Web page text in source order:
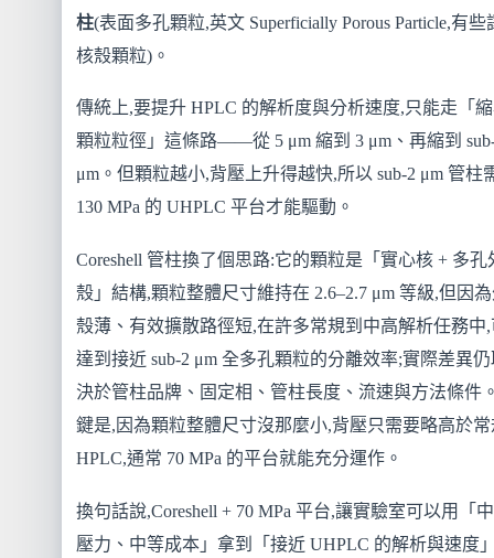
柱(表面多孔顆粒,英文 Superficially Porous Particle,有些
核殼顆粒)。
傳統上,要提升 HPLC 的解析度與分析速度,只能走「
顆粒粒徑」這條路——從 5 μm 縮到 3 μm、再縮到
μm。但顆粒越小,背壓上升得越快,所以 sub-2 μm 管柱
130 MPa 的 UHPLC 平台才能驅動。
Coreshell 管柱換了個思路:它的顆粒是「實心核 + 多孔
殼」結構,顆粒整體尺寸維持在 2.6–2.7 μm 等級,但因
殼薄、有效擴散路徑短,在許多常規到中高解析任務中,
達到接近 sub-2 μm 全多孔顆粒的分離效率;實際差異
決於管柱品牌、固定相、管柱長度、流速與方法條件
鍵是,因為顆粒整體尺寸沒那麼小,背壓只需要略高於常
HPLC,通常 70 MPa 的平台就能充分運作。
換句話說,Coreshell + 70 MPa 平台,讓實驗室可以用「
壓力、中等成本」拿到「接近 UHPLC 的解析與速度